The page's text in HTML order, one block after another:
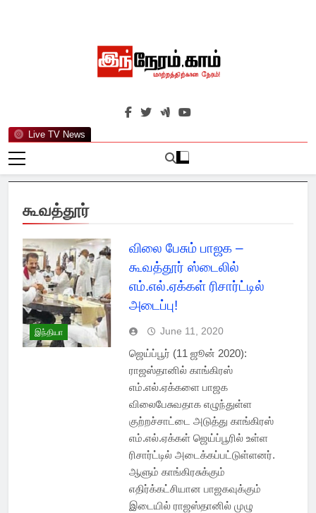
Live TV News
இந்நேரம்.காம்
செய்திகளுக்கு அப்பால்…
கூவத்தூர்
இந்தியா
விலை பேசும் பாஜக –
கூவத்தூர் ஸ்டைலில்
எம்.எல்.ஏக்கள் ரிசார்ட்டில்
அடைப்பு!
June 11, 2020
ஜெய்ப்பூர் (11 ஜூன் 2020):
ராஜஸ்தானில் காங்கிரஸ்
எம்.எல்.ஏக்களை பாஜக
விலைபேசுவதாக எழுந்துள்ள
குற்றச்சாட்டை அடுத்து காங்கிரஸ்
எம்.எல்.ஏக்கள் ஜெய்ப்பூரில் உள்ள
ரிசார்ட்டில் அடைக்கப்பட்டுள்ளனர்.
ஆளும் காங்கிரசுக்கும்
எதிர்க்கட்சியான பாஜகவுக்கும்
இடையில் ராஜஸ்தானில் முழு